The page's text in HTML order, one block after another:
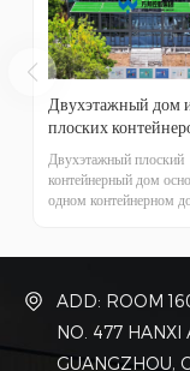
Двухэтажный дом
плоских
Китая.
Двухэтажный плоский
контейнерный дом
одном контейнерном
помощью сварки
различные блоки
болтами.
ADD: ROOM
NO. 477 HANXI
GUANGZHOU,